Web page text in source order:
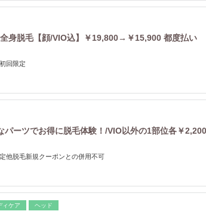
全身脱毛【顔/VIO込】￥19,800→￥15,900 都度払い
回限定
パーツでお得に脱毛体験！/VIO以外の1部位各￥
他脱毛新規クーポンとの併用不可
ィケア ヘッド